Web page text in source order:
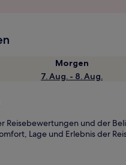
Morgen
7. Aug. - 8. Aug.
und der
Lage und Erlebnis der